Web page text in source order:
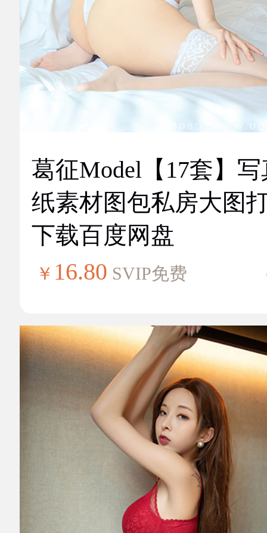
葛征Model【17套】
纸素材图包私房大图
下载百度网盘
￥ 16.80 SVIP免费